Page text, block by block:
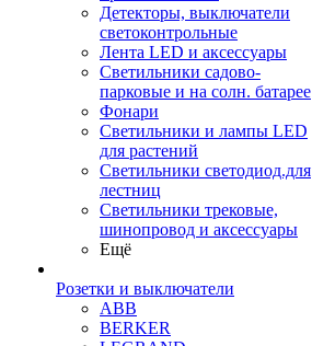
Детекторы, выключатели
светоконтрольные
Лента LED и аксессуары
Светильники садово-
парковые и на солн. батарее
Фонари
Светильники и лампы LED
для растений
Светильники светодиод.для
лестниц
Светильники трековые,
шинопровод и аксессуары
Ещё
Розетки и выключатели
ABB
BERKER